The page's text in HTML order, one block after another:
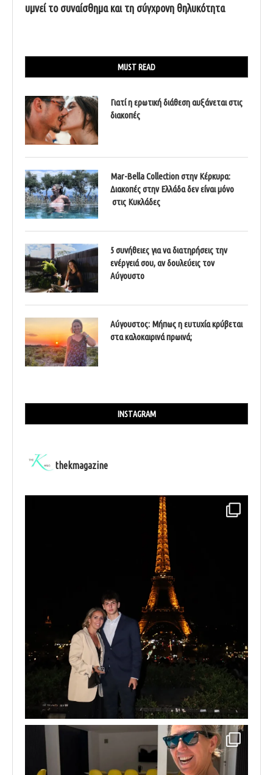
υμνεί το συναίσθημα και τη σύγχρονη θηλυκότητα
MUST READ
Γιατί η ερωτική διάθεση αυξάνεται στις
διακοπές
Mar-Bella Collection στην Κέρκυρα:
Διακοπές στην Ελλάδα δεν είναι μόνο
στις Κυκλάδες
5 συνήθειες για να διατηρήσεις την
ενέργειά σου, αν δουλεύεις τον
Αύγουστο
Αύγουστος: Μήπως η ευτυχία κρύβεται
στα καλοκαιρινά πρωινά;
INSTAGRAM
thekmagazine